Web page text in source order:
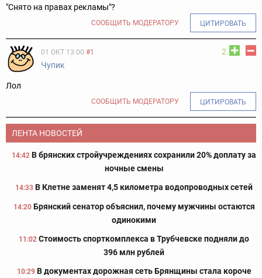
"Снято на правах рекламы"?
СООБЩИТЬ МОДЕРАТОРУ ЦИТИРОВАТЬ
2
01 ОКТ 13:00 #1
Чупик
Лол
СООБЩИТЬ МОДЕРАТОРУ ЦИТИРОВАТЬ
ЛЕНТА НОВОСТЕЙ
14:42 В брянских стройучреждениях сохранили 20% доплату за
ночные смены
14:33 В Клетне заменят 4,5 километра водопроводных сетей
14:20 Брянский сенатор объяснил, почему мужчины остаются
одинокими
11:02 Стоимость спорткомплекса в Трубчевске подняли до
396 млн рублей
10:29 В документах дорожная сеть Брянщины стала короче